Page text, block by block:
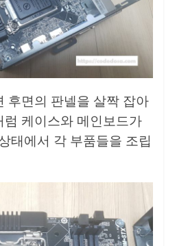
후면의 판넬을 살짝 잡아
럼 케이스와 메인보드가
태에서 각 부품들을 조립